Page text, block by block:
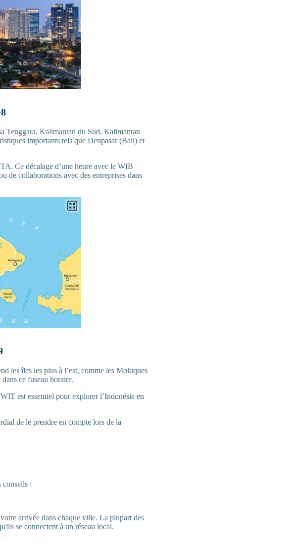
Tenggara, Kalimantan du Sud, Kalimantan
importants tels que Denpasar (Bali) et
Ce décalage d’une heure avec le WIB
de collaborations avec des entreprises dans
les îles les plus à l’est, comme les Moluques
ce fuseau horaire.
est essentiel pour explorer l’Indonésie en
de le prendre en compte lors de la
conseils :
arrivée dans chaque ville. La plupart des
se connectent à un réseau local.